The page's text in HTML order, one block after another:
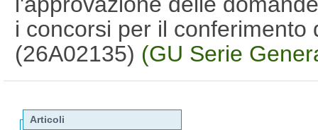
i concorsi per il conferimento
(26A02135) (GU Serie